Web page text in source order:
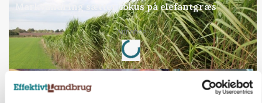
Markvandring sætter fokus på elefantgræs
Annonce
Loading...